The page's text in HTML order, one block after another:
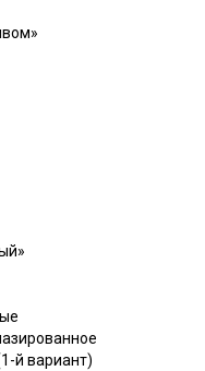
й вариант)